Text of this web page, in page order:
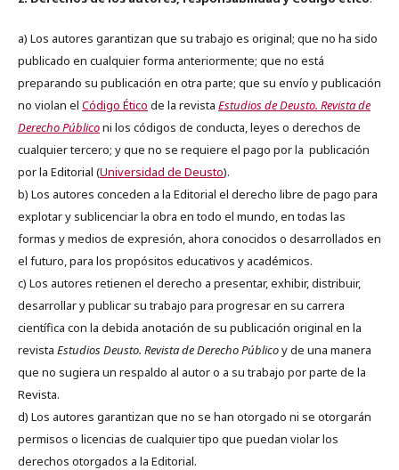
a) Los autores garantizan que su trabajo es original; que no ha sido
publicado en cualquier forma anteriormente; que no está
preparando su publicación en otra parte; que su envío y publicación
no violan el Código Ético de la revista Estudios de Deusto. Revista de
Derecho Públiconi los códigos de conducta, leyes o derechos de
cualquier tercero; y que no se requiere el pago por la publicación
por la Editorial (Universidad de Deusto).
b) Los autores conceden a la Editorial el derecho libre de pago para
explotar y sublicenciar la obra en todo el mundo, en todas las
formas y medios de expresión, ahora conocidos o desarrollados en
el futuro, para los propósitos educativos y académicos.
c) Los autores retienen el derecho a presentar, exhibir, distribuir,
desarrollar y publicar su trabajo para progresar en su carrera
científica con la debida anotación de su publicación original en la
revista Estudios Deusto. Revista de Derecho Públicoy de una manera
que no sugiera un respaldo al autor o a su trabajo por parte de la
Revista.
d) Los autores garantizan que no se han otorgado ni se otorgarán
permisos o licencias de cualquier tipo que puedan violar los
derechos otorgados a la Editorial.